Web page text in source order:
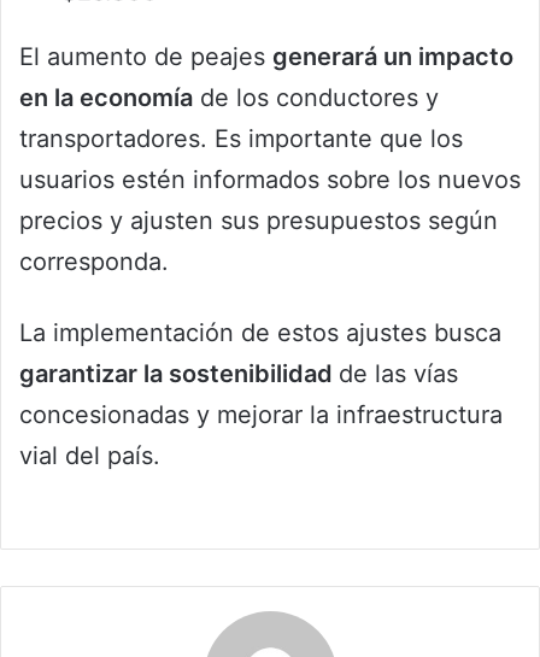
El aumento de peajes generará un impacto
en la economía de los conductores y
transportadores. Es importante que los
usuarios estén informados sobre los nuevos
precios y ajusten sus presupuestos según
corresponda.
La implementación de estos ajustes busca
garantizar la sostenibilidad de las vías
concesionadas y mejorar la infraestructura
vial del país.